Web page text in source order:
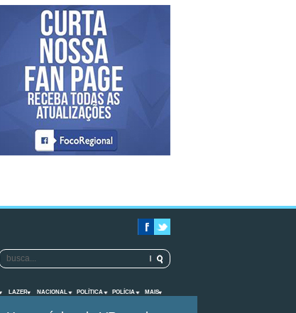
LAZER NACIONAL POLÍTICA POLÍCIA MAIS